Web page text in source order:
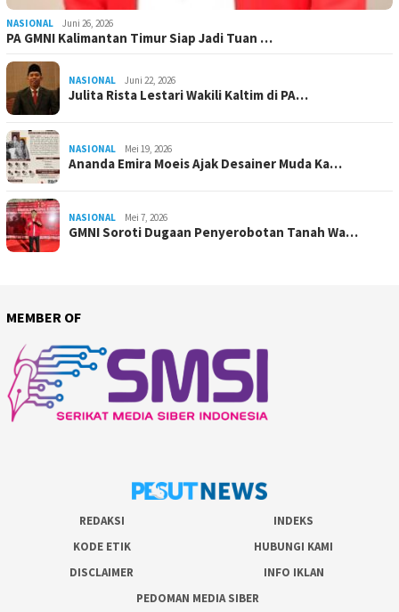
NASIONAL Juni 26, 2026
PA GMNI Kalimantan Timur Siap Jadi Tuan …
NASIONAL Juni 22, 2026
Julita Rista Lestari Wakili Kaltim di PA…
NASIONAL Mei 19, 2026
Ananda Emira Moeis Ajak Desainer Muda Ka…
NASIONAL Mei 7, 2026
GMNI Soroti Dugaan Penyerobotan Tanah Wa…
MEMBER OF
REDAKSI
INDEKS
KODE ETIK
HUBUNGI KAMI
DISCLAIMER
INFO IKLAN
PEDOMAN MEDIA SIBER